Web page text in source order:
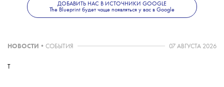
и современной культуре —в телеграм-
канале The Blueprint News.
ДОБАВИТЬ НАС В ИСТОЧНИКИ GOOGLE
The Blueprint будет чаще появляться у вас в Google
НОВОСТИ • СОБЫТИЯ 07 АВГУСТА 2026
T